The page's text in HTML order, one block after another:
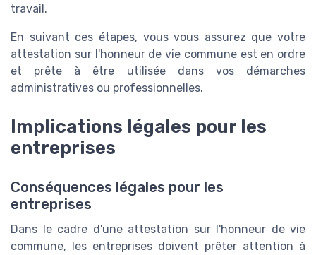
travail.
En suivant ces étapes, vous vous assurez que votre
attestation sur l'honneur de vie commune est en ordre
et prête à être utilisée dans vos démarches
administratives ou professionnelles.
Implications légales pour les
entreprises
Conséquences légales pour les
entreprises
Dans le cadre d'une attestation sur l'honneur de vie
commune, les entreprises doivent prêter attention à